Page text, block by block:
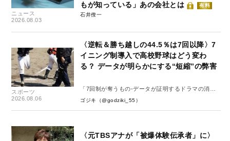
ニュース
2026.08.03
もが知っている」あの会社とは
有料
石井僚一
スポーツ
2026.08.06
〈逆転＆勝ち越しの44.5％は7回以降〉7
イニング制導入で高校野球はどう変わ
る？ データが明らかにする“短縮”の弊害
「7回制が奪うもの-データが証明するドラマの消
失-」
ゴジキ（@godziki_55）
〈元TBSアナが「被爆体験伝承者」に〉